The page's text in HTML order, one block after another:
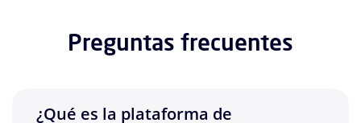
Preguntas frecuentes
¿Qué es la plataforma de